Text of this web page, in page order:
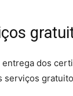
entrega dos
serviços